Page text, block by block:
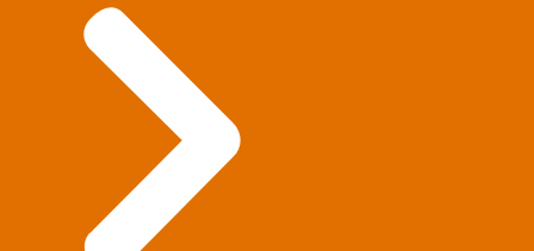
beveiligen.
En altijd voor u. Voor Nederland.
Wij zijn de Koninklijke Marechaussee.